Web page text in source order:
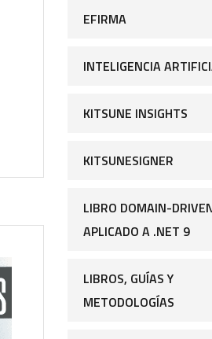
EFIRMA
INTELIGENCIA
KITSUNE INSIGHTS
KITSUNESIGNER
LIBRO DOMAIN-
APLICADO A .NET 9
LIBROS, GUÍAS Y
METODOLOGÍAS